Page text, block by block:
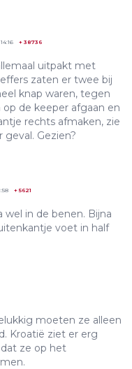
+ 38736
uitpakt met
zaten er twee bij
knap waren, tegen
de keeper afgaan en
rechts afmaken, zie
geval. Gezien?
+ 5621
in de benen. Bijna
voet in half
moeten ze alleen
Kroatië ziet er erg
ze op het